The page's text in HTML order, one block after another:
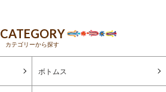
CATEGORY
カテゴリーから探す
ボトムス